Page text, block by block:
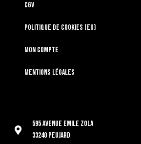
CGV
Politique de cookies (EU)
Mon compte
Mentions légales
595 Avenue Emile Zola
33240 Peujard